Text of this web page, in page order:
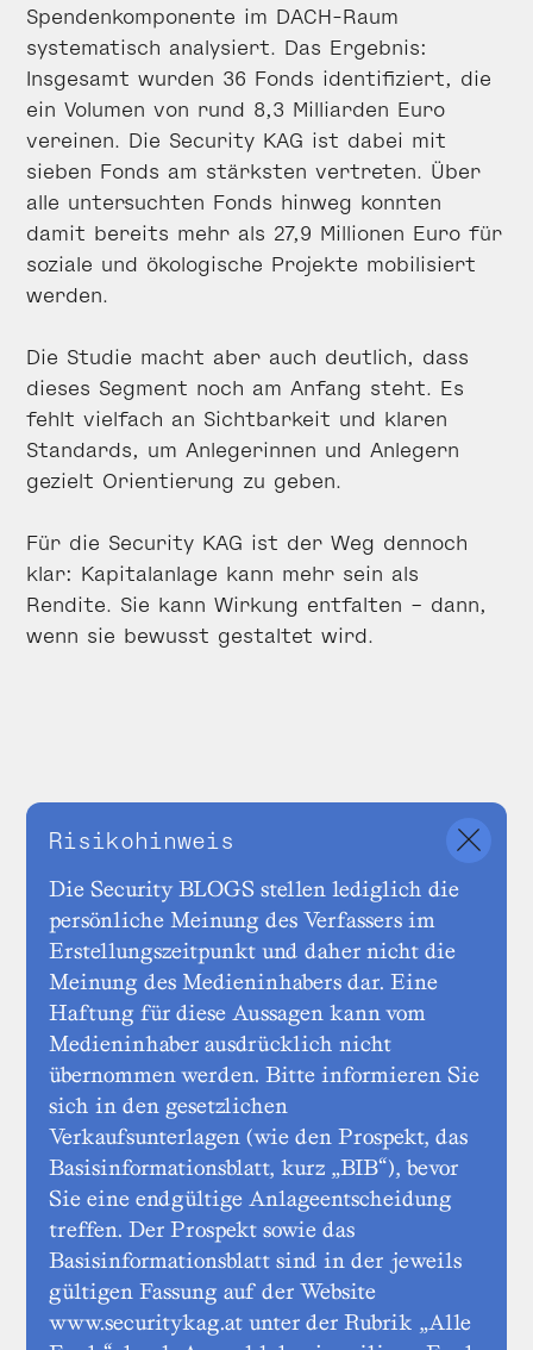
Spendenkomponente im DACH-Raum
systematisch analysiert. Das Ergebnis:
Insgesamt wurden 36 Fonds identifiziert, die
ein Volumen von rund 8,3 Milliarden Euro
vereinen. Die Security KAG ist dabei mit
sieben Fonds am stärksten vertreten. Über
alle untersuchten Fonds hinweg konnten
damit bereits mehr als 27,9 Millionen Euro für
soziale und ökologische Projekte mobilisiert
werden.
Die Studie macht aber auch deutlich, dass
dieses Segment noch am Anfang steht. Es
fehlt vielfach an Sichtbarkeit und klaren
Standards, um Anlegerinnen und Anlegern
gezielt Orientierung zu geben.
Für die Security KAG ist der Weg dennoch
klar: Kapitalanlage kann mehr sein als
Rendite. Sie kann Wirkung entfalten – dann,
wenn sie bewusst gestaltet wird.
Risikohinweis
Die Security BLOGS stellen lediglich die
persönliche Meinung des Verfassers im
Erstellungszeitpunkt und daher nicht die
Meinung des Medieninhabers dar. Eine
Haftung für diese Aussagen kann vom
Medieninhaber ausdrücklich nicht
übernommen werden. Bitte informieren Sie
sich in den gesetzlichen
Verkaufsunterlagen (wie den Prospekt, das
Basisinformationsblatt, kurz „BIB“), bevor
Sie eine endgültige Anlageentscheidung
treffen. Der Prospekt sowie das
Basisinformationsblatt sind in der jeweils
gültigen Fassung auf der Website
www.securitykag.at unter der Rubrik „Alle